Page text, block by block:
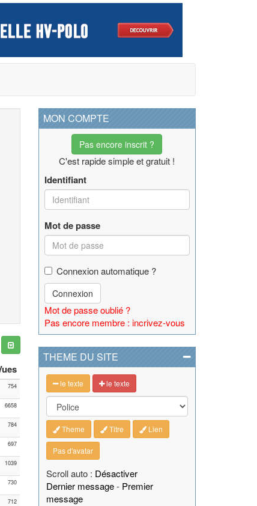
754
6658
784
697
1039
730
712
MON COMPTE
Pas encore inscrit ?
C'est rapide simple et gratuit !
Identifiant
Mot de passe
Connexion automatique ?
Connexion
Mot de passe oublié ?
Pas encore membre : incrivez-vous
THEME DU SITE
le texte le texte
Theme Titre Lien
Pas d'avatar
Scroll auto : Désactiver
Dernier message- Premier
message